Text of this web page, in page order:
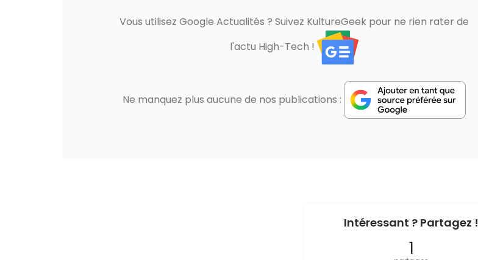
Vous utilisez Google Actualités ? Suivez KultureGeek pour ne rien rater de
l'actu High-Tech !
Ne manquez plus aucune de nos publications :
Intéressant ? Partagez !
1